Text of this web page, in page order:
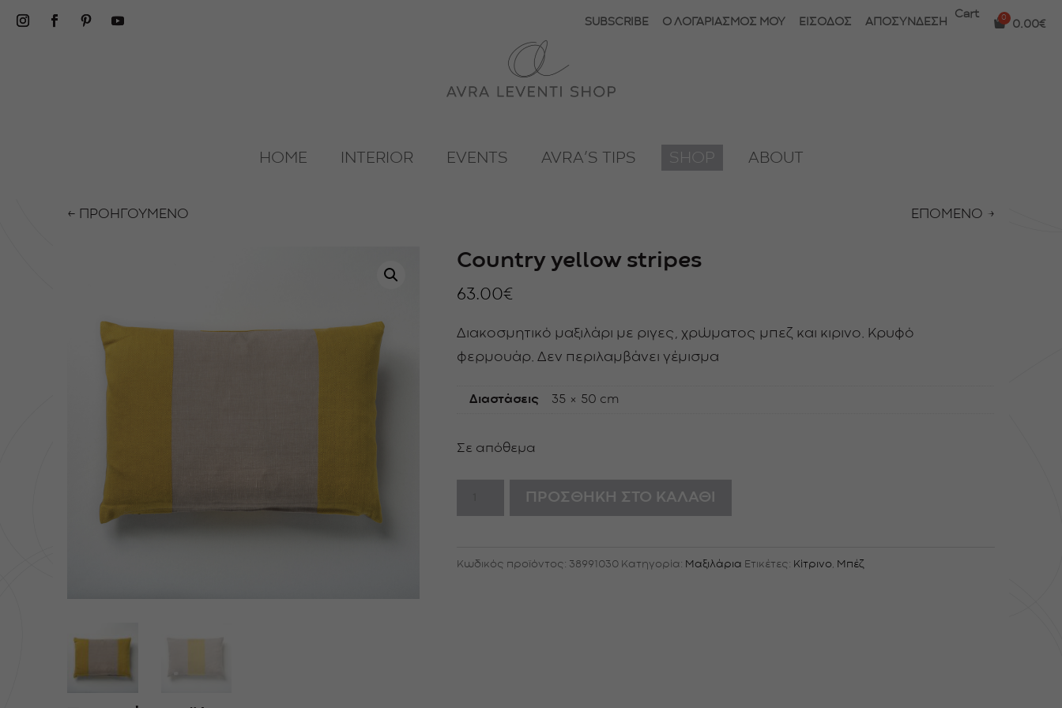
SUBSCRIBE Ο ΛΟΓΑΡΙΑΣΜΟΣ ΜΟΥ ΕΙΣΟΔΟΣ ΑΠΟΣΥΝΔΕΣΗ
Cart
0.00€
HOME INTERIOR EVENTS AVRA’S TIPS SHOP ABOUT
← ΠΡΟΗΓΟΥΜΕΝΟ ΕΠΟΜΕΝΟ →
Country yellow stripes
63.00€
Διακοσμητικό μαξιλάρι με ριγες, χρώματος μπεζ και κιρινο. Κρυφό
φερμουάρ. Δεν περιλαμβάνει γέμισμα
Διαστάσεις 35 × 50 cm
Σε απόθεμα
yellow
ποσότητα
ΠΡΟΣΘΉΚΗ ΣΤΟ ΚΑΛΆΘΙ
Κωδικός προϊόντος: 38991030 Κατηγορία: Μαξιλάρια Ετικέτες: Κίτρινο Μπέζ